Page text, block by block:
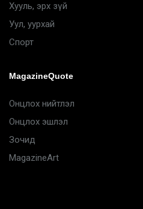
Хууль, эрх зүй
Уул, уурхай
Спорт
MagazineQuote
Онцлох нийтлэл
Онцлох эшлэл
Зочид
MagazineArt